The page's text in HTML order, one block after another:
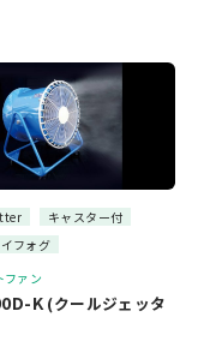
キャスター付
フォグ
ファン
K(クールジェッタ